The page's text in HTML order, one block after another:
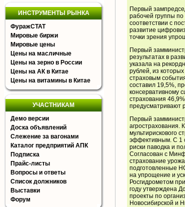
ИНСТРУМЕНТЫ РЫНКА
ФуражСТАТ
Мировые биржи
Мировые цены
Цены на масличные
Цены на зерно в России
Цены на АК в Китае
Цены на витамины в Китае
УЧАСТНИКАМ
Демо версии
Доска объявлений
Слежение за вагонами
Каталог предприятий АПК
Подписка
Прайс-листы
Вопросы и ответы
Список должников
Выставки
Форум
Первый
рабочей группы по
соответствии с
развитие
точки зрения
Первый
результатах в
указала на
рублей, из
страховым
составил 19,5%,
консервативному
страхования
предусматривают
Первый
агрострахования.
мультирискового
эффективным. С 1
риски паводка и
Согласован с
страхование
подготовленные
на упрощение и
Росгидрометом
году утверждена
проекты по
Новосибирской и